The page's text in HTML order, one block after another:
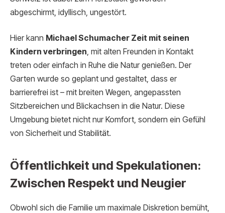
abgeschirmt, idyllisch, ungestört.
Hier kann Michael Schumacher Zeit mit seinen
Kindern verbringen, mit alten Freunden in Kontakt
treten oder einfach in Ruhe die Natur genießen. Der
Garten wurde so geplant und gestaltet, dass er
barrierefrei ist – mit breiten Wegen, angepassten
Sitzbereichen und Blickachsen in die Natur. Diese
Umgebung bietet nicht nur Komfort, sondern ein Gefühl
von Sicherheit und Stabilität.
Öffentlichkeit und Spekulationen:
Zwischen Respekt und Neugier
Obwohl sich die Familie um maximale Diskretion bemüht,